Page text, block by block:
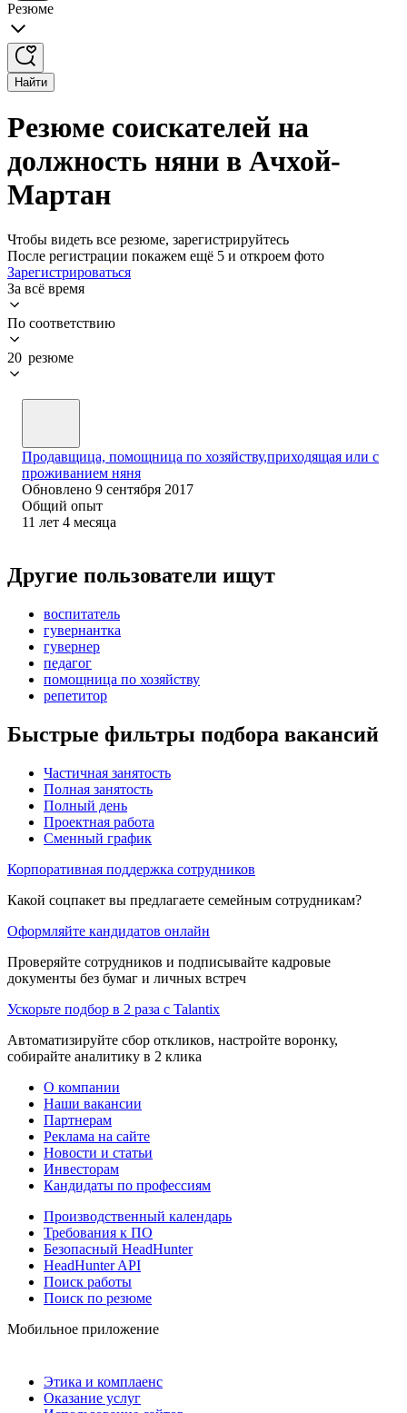
Резюме
Найти
Резюме соискателей на
должность няни в Ачхой-
Мартан
Чтобы видеть все резюме, зарегистрируйтесь
После регистрации покажем ещё 5 и откроем фото
Зарегистрироваться
За всё время
По соответствию
20 резюме
Продавщица, помощница по хозяйству,приходящая или с
проживанием няня
Обновлено 9 сентября 2017
Общий опыт
11 лет 4 месяца
Другие пользователи ищут
воспитатель
гувернантка
гувернер
педагог
помощница по хозяйству
репетитор
Быстрые фильтры подбора вакансий
Частичная занятость
Полная занятость
Полный день
Проектная работа
Сменный график
Корпоративная поддержка сотрудников
Какой соцпакет вы предлагаете семейным сотрудникам?
Оформляйте кандидатов онлайн
Проверяйте сотрудников и подписывайте кадровые
документы без бумаг и личных встреч
Ускорьте подбор в 2 раза с Talantix
Автоматизируйте сбор откликов, настройте воронку,
собирайте аналитику в 2 клика
О компании
Наши вакансии
Партнерам
Реклама на сайте
Новости и статьи
Инвесторам
Кандидаты по профессиям
Производственный календарь
Требования к ПО
Безопасный HeadHunter
HeadHunter API
Поиск работы
Поиск по резюме
Мобильное приложение
Этика и комплаенс
Оказание услуг